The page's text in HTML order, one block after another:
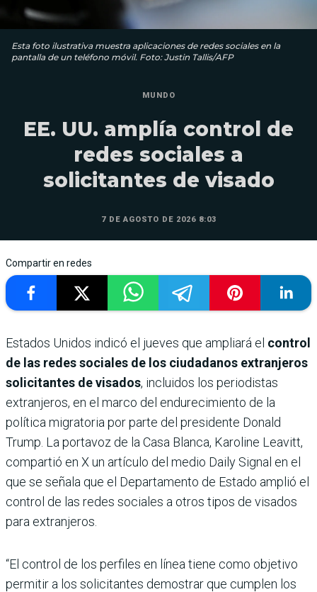
Esta foto ilustrativa muestra aplicaciones de redes sociales en la
pantalla de un teléfono móvil. Foto: Justin Tallis/AFP
MUNDO
EE. UU. amplía control de
redes sociales a
solicitantes de visado
7 DE AGOSTO DE 2026 8:03
Compartir en redes
Estados Unidos indicó el jueves que ampliará el control
de las redes sociales de los ciudadanos extranjeros
solicitantes de visados, incluidos los periodistas
extranjeros, en el marco del endurecimiento de la
política migratoria por parte del presidente Donald
Trump. La portavoz de la Casa Blanca, Karoline Leavitt,
compartió en X un artículo del medio Daily Signal en el
que se señala que el Departamento de Estado amplió el
control de las redes sociales a otros tipos de visados
para extranjeros.
“El control de los perfiles en línea tiene como objetivo
permitir a los solicitantes demostrar que cumplen los